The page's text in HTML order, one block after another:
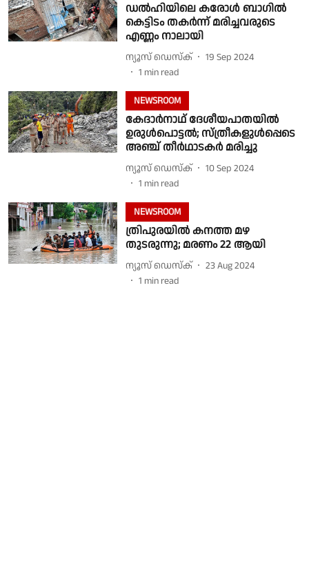
ഡൽഹിയിലെ കരോൾ ബാഗിൽ
കെട്ടിടം തകർന്ന് മരിച്ചവരുടെ
എണ്ണം നാലായി
ന്യൂസ് ഡെസ്ക്
19 Sep 2024
1 min read
NEWSROOM
കേദാർനാഥ് ദേശീയപാതയിൽ
ഉരുൾപൊട്ടൽ; സ്ത്രീകളുൾപ്പെടെ
അഞ്ച് തീർഥാടകർ മരിച്ചു
ന്യൂസ് ഡെസ്ക്
10 Sep 2024
1 min read
NEWSROOM
ത്രിപുരയിൽ കനത്ത മഴ
തുടരുന്നു; മരണം 22 ആയി
ന്യൂസ് ഡെസ്ക്
23 Aug 2024
1 min read